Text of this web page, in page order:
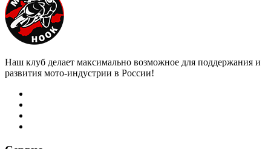
Наш клуб делает максимально возможное для поддержания и
развития мото-индустрии в России!